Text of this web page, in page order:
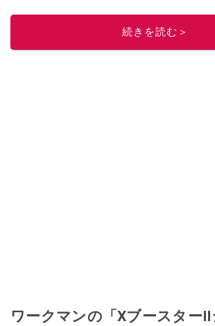
このイチオシス
続きを読む＞
ワークマンの「Xブースター